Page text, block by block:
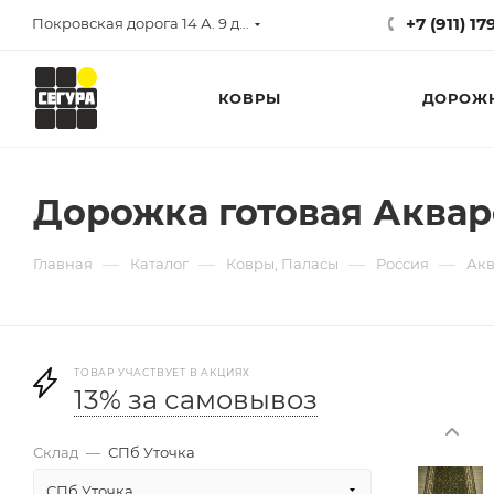
+7 (911)
КОВРЫ
Дорожка готовая
Главная — Каталог — Ковры, Паласы — Россия —
ТОВАР УЧАСТВУЕТ В АКЦИЯХ
13% за самовывоз
Склад — СПб Уточка